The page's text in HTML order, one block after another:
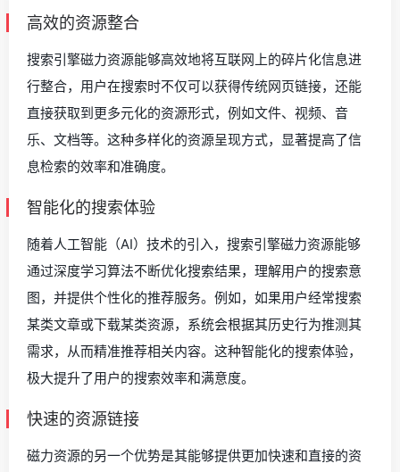
高效的资源整合
搜索引擎磁力资源能够高效地将互联网上的碎片化信息进
行整合，用户在搜索时不仅可以获得传统网页链接，还能
直接获取到更多元化的资源形式，例如文件、视频、音
乐、文档等。这种多样化的资源呈现方式，显著提高了信
息检索的效率和准确度。
智能化的搜索体验
随着人工智能（AI）技术的引入，搜索引擎磁力资源能够
通过深度学习算法不断优化搜索结果，理解用户的搜索意
图，并提供个性化的推荐服务。例如，如果用户经常搜索
某类文章或下载某类资源，系统会根据其历史行为推测其
需求，从而精准推荐相关内容。这种智能化的搜索体验，
极大提升了用户的搜索效率和满意度。
快速的资源链接
磁力资源的另一个优势是其能够提供更加快速和直接的资